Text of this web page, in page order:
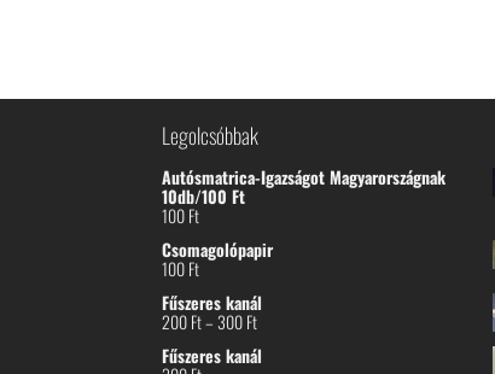
Legolcsóbbak
Autósmatrica-Igazságot Magyarországnak
10db/100 Ft
100Ft
Csomagolópapir
100Ft
Fűszeres kanál
200Ft– 300FtÁrtartomány:
-
Fűszeres kanál